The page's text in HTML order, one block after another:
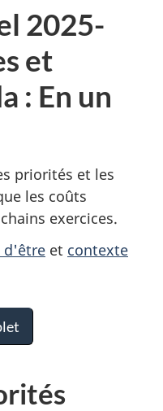
2025-
et
: En un
priorités et les
les coûts
exercices.
d'être et contexte